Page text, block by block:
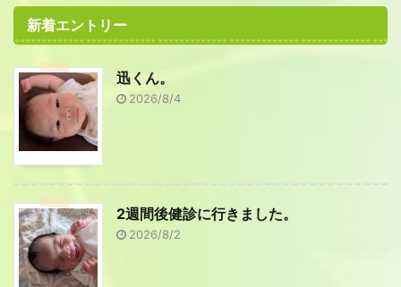
新着エントリー
迅くん。
2026/8/4
2週間後健診に行きました。
2026/8/2